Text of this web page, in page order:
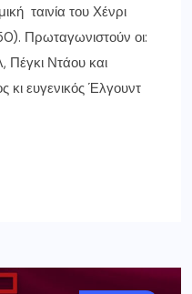
ταινία του Χένρι
Πρωταγωνιστούν οι:
Πέγκι Ντάου και
κι ευγενικός Έλγουντ